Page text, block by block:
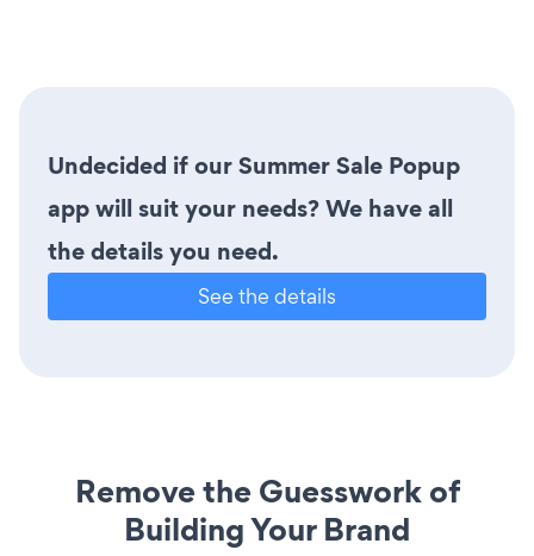
Undecided if our Summer Sale Popup
app will suit your needs? We have all
the details you need.
See the details
Remove the Guesswork of
Building Your Brand